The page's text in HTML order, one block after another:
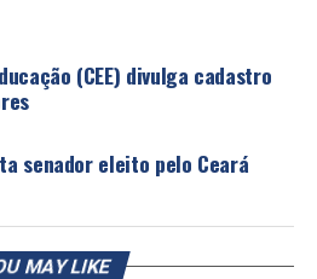
(CEE) divulga cadastro
senador eleito pelo Ceará
MAY LIKE